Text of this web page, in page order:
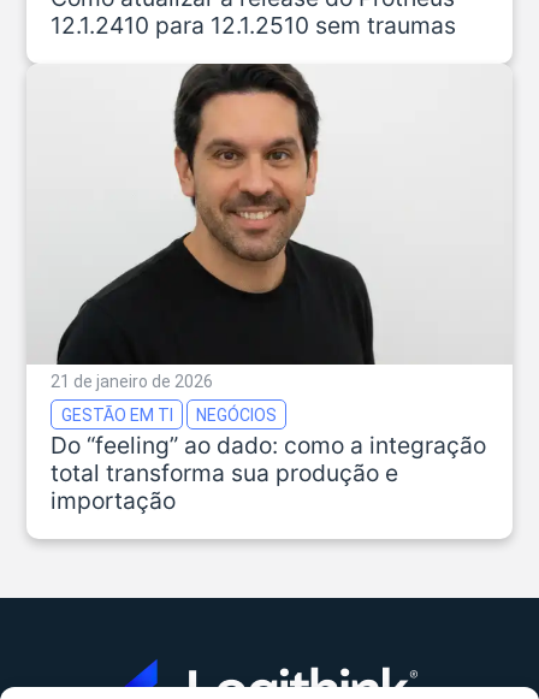
12.1.2410 para 12.1.2510 sem traumas
21 de janeiro de 2026
GESTÃO EM TI
NEGÓCIOS
Do “feeling” ao dado: como a integração
total transforma sua produção e
importação